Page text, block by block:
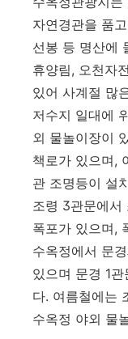
자연경관을 품
선봉 등 명산에
휴양림, 오천자
있어 사계절 많
저수지 일대에
외 물놀이장이
책로가 있으며,
관 조명등이 설
조령 3관문에서
폭포가 있으며,
수옥정에서 문
있으며 문경 1
다. 여름철에는
수옥정 야외 물